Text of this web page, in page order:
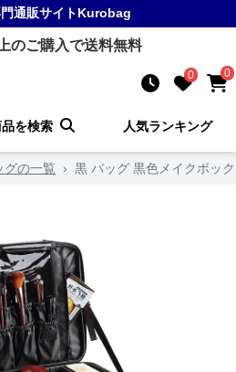
通販サイトKurobag
のご購入で送料無料
0 0
を検索 人気ランキング
グの一覧 › 黒 バッグ 黒色メイクボッ